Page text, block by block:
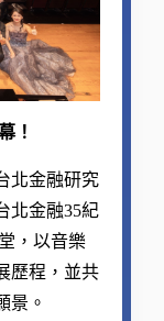
！
北金融研究
北金融35紀
，以音樂
歷程，並共
景。